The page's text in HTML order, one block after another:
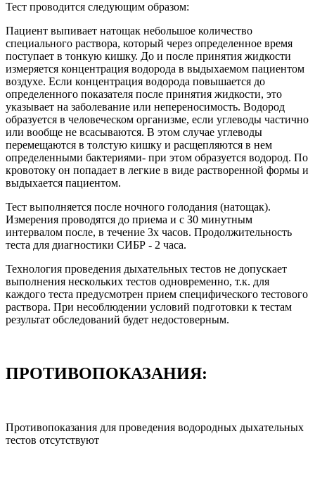
Тест проводится следующим образом:
Пациент выпивает натощак небольшое количество
специального раствора, который через определенное время
поступает в тонкую кишку. До и после принятия жидкости
измеряется концентрация водорода в выдыхаемом пациентом
воздухе. Если концентрация водорода повышается до
определенного показателя после принятия жидкости, это
указывает на заболевание или непереносимость. Водород
образуется в человеческом организме, если углеводы частично
или вообще не всасываются. В этом случае углеводы
перемещаются в толстую кишку и расщепляются в нем
определенными бактериями- при этом образуется водород. По
кровотоку он попадает в легкие в виде растворенной формы и
выдыхается пациентом.
Тест выполняется после ночного голодания (натощак).
Измерения проводятся до приема и с З0 минутным
интервалом после, в течение 3х часов. Продолжительность
теста для диагностики СИБР - 2 часа.
Технология проведения дыхательных тестов не допускает
выполнения нескольких тестов одновременно, т.к. для
каждого теста предусмотрен прием специфического тестового
раствора. При несоблюдении условий подготовки к тестам
результат обследований будет недостоверным.
ПРОТИВОПОКАЗАНИЯ:
Противопоказания для проведения водородных дыхательных
тестов отсутствуют